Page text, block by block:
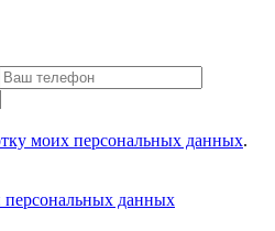
моих персональных данных.
персональных данных